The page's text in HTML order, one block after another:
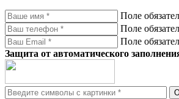
Поле
Поле
Поле
Защита от автоматического